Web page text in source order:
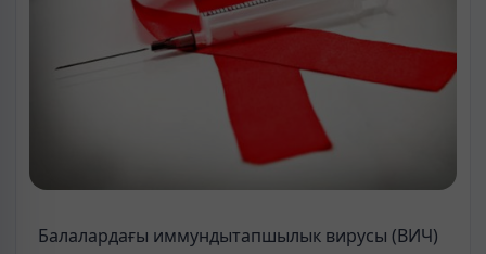
Балалардағы иммундытапшылык вирусы (ВИЧ)